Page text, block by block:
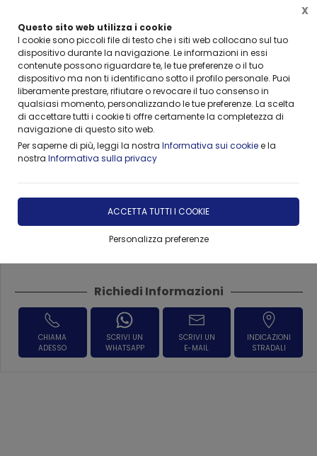
Questo sito web utilizza i cookie
I cookie sono piccoli file di testo che i siti web collocano sul tuo
dispositivo durante la navigazione. Le informazioni in essi
contenute possono riguardare te, le tue preferenze o il tuo
dispositivo ma non ti identificano sotto il profilo personale. Puoi
liberamente prestare, rifiutare o revocare il tuo consenso in
qualsiasi momento, personalizzando le tue preferenze. La scelta
di accettare tutti i cookie ti offre certamente la completezza di
navigazione di questo sito web.
Per saperne di più, leggi la nostra Informativa sui cookiee la
nostra Informativa sulla privacy
ACCETTA TUTTI I COOKIE
Personalizza preferenze
X
Home Formazione Area Make-up
Corso di Make-Up Giorno e
Sera Catania Sicilia
Richiedi Informazioni
CHIAMA
ADESSO
SCRIVI UN
WHATSAPP
SCRIVI UN
E-MAIL
INDICAZIONI
STRADALI